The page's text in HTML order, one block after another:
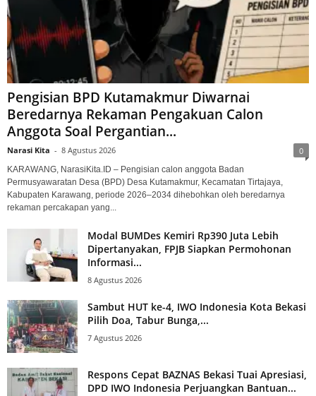
Pengisian BPD Kutamakmur Diwarnai
Beredarnya Rekaman Pengakuan Calon
Anggota Soal Pergantian...
Narasi Kita - 8 Agustus 2026 0
KARAWANG, NarasiKita.ID – Pengisian calon anggota Badan
Permusyawaratan Desa (BPD) Desa Kutamakmur, Kecamatan Tirtajaya,
Kabupaten Karawang, periode 2026–2034 dihebohkan oleh beredarnya
rekaman percakapan yang...
Modal BUMDes Kemiri Rp390 Juta Lebih
Dipertanyakan, FPJB Siapkan Permohonan
Informasi...
8 Agustus 2026
Sambut HUT ke-4, IWO Indonesia Kota Bekasi
Pilih Doa, Tabur Bunga,...
7 Agustus 2026
Respons Cepat BAZNAS Bekasi Tuai Apresiasi,
DPD IWO Indonesia Perjuangkan Bantuan...